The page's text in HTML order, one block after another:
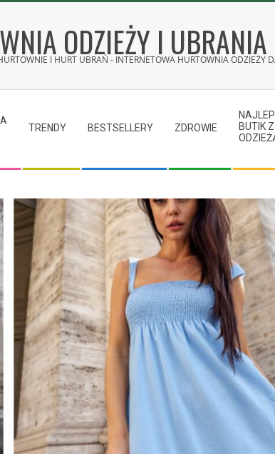
ODZIEŻY I
I HURT UBRAŃ - INTERNETOWA HURTOWNIA ODZIEŻY
TRENDY BESTSELLERY ZDROWIE
BUTIK Z